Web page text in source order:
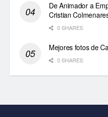
De Animador a
Cristian
0 SHARES
Mejores fotos de
0 SHARES